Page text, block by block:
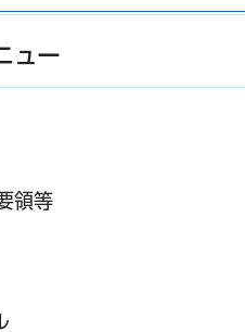
ュー
領等